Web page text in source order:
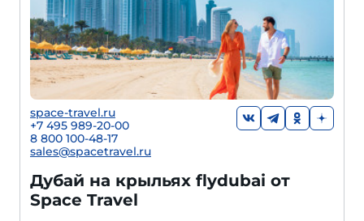
space-travel.ru
+7 495 989-20-00
8 800 100-48-17
sales@spacetravel.ru
Дубай на крыльях flydubai от
Space Travel